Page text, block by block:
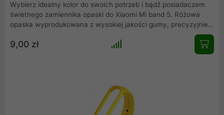
Wybierz idealny kolor do swoich potrzeb i bądź posiadaczem
świetnego zamiennika opaski do Xiaomi Mi band 5. Różowa
opaska wyprodukowana z wysokiej jakości gumy, precyzyjnie
Elegancka, łatwa w montażu i idealnie dopasowana do Mi band
9,00 zł